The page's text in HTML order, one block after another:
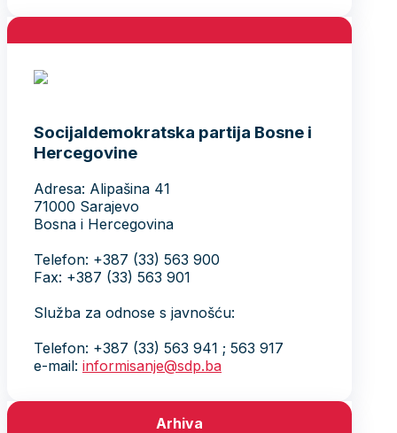
Socijaldemokratska partija Bosne i
Hercegovine
Adresa: Alipašina 41
71000 Sarajevo
Bosna i Hercegovina
Telefon: +387 (33) 563 900
Fax: +387 (33) 563 901
Služba za odnose s javnošću:
Telefon: +387 (33) 563 941 ; 563 917
e-mail: informisanje@sdp.ba
Arhiva